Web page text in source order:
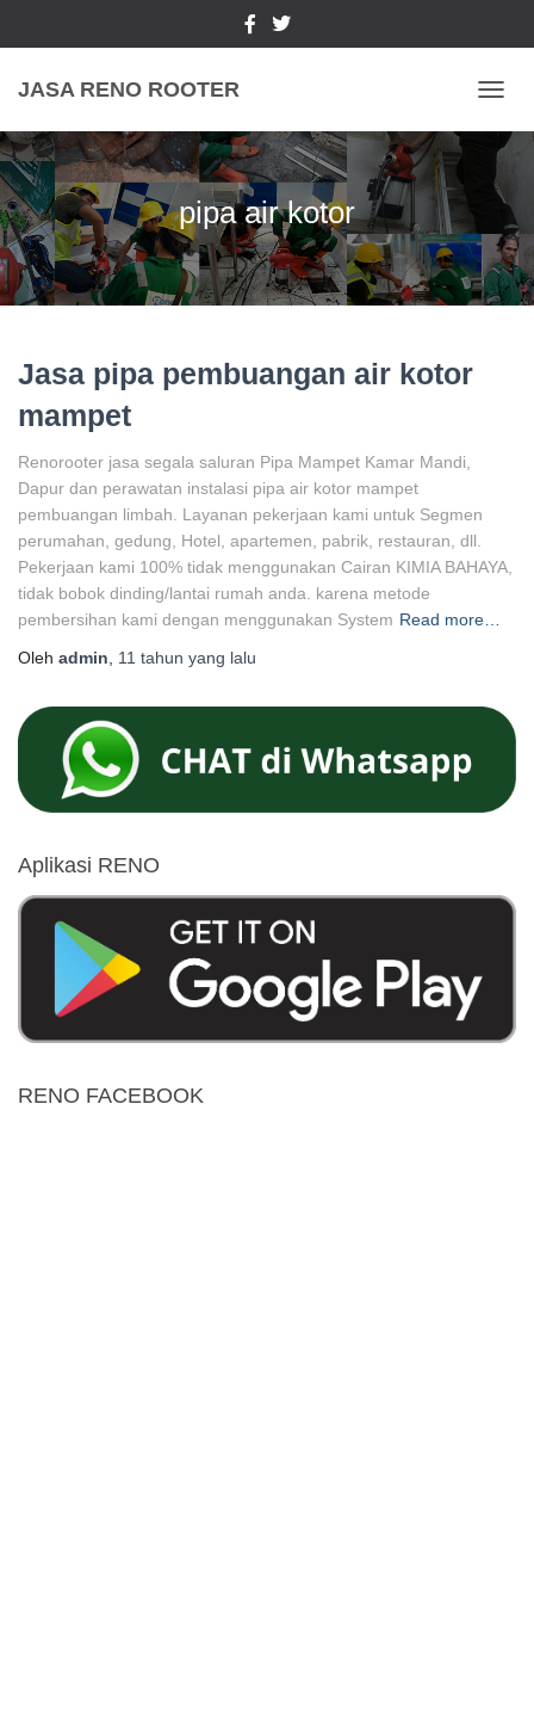
JASA RENO ROOTER
pipa air kotor
Jasa pipa pembuangan air kotor
mampet
Renorooter jasa segala saluran Pipa Mampet Kamar Mandi,
Dapur dan perawatan instalasi pipa air kotor mampet
pembuangan limbah. Layanan pekerjaan kami untuk Segmen
perumahan, gedung, Hotel, apartemen, pabrik, restauran, dll.
Pekerjaan kami 100% tidak menggunakan Cairan KIMIA BAHAYA,
tidak bobok dinding/lantai rumah anda. karena metode
pembersihan kami dengan menggunakan System Read more…
Oleh admin 11 tahun yang lalu
Aplikasi RENO
RENO FACEBOOK